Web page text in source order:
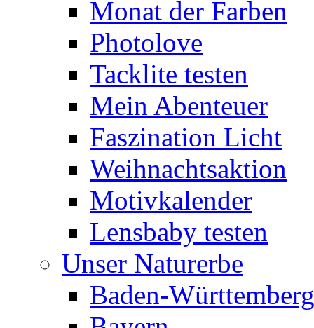
Monat der Farben
Photolove
Tacklite testen
Mein Abenteuer
Faszination Licht
Weihnachtsaktion
Motivkalender
Lensbaby testen
Unser Naturerbe
Baden-Württemberg